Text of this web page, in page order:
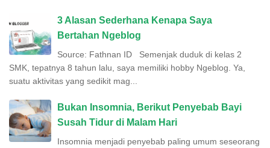
3 Alasan Sederhana Kenapa Saya
Bertahan Ngeblog
Source: Fathnan ID Semenjak duduk di kelas 2
SMK, tepatnya 8 tahun lalu, saya memiliki hobby Ngeblog. Ya,
suatu aktivitas yang sedikit mag...
Bukan Insomnia, Berikut Penyebab Bayi
Susah Tidur di Malam Hari
Insomnia menjadi penyebab paling umum seseorang